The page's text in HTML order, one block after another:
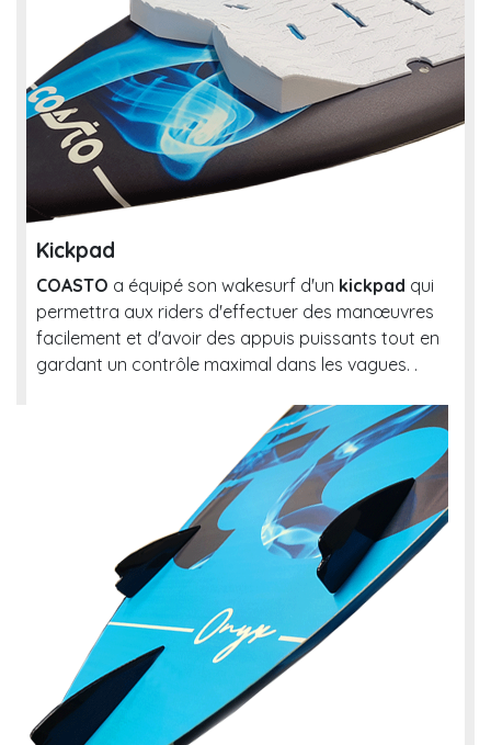
Kickpad
COASTO a équipé son wakesurf d'un kickpad qui
permettra aux riders d'effectuer des manœuvres
facilement et d'avoir des appuis puissants tout en
gardant un contrôle maximal dans les vagues. .